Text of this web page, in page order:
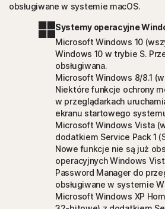
obsługiwane w systemie macOS.
Systemy operacyjne
Microsoft Windows 10
Windows 10 w trybie S.
obsługiwana.
Microsoft Windows 8/8.1
Niektóre funkcje ochrony
w przeglądarkach
ekranu startowego
Microsoft Windows Vista
dodatkiem Service Pack 1
Nowe funkcje nie są już
operacyjnych Windows
Password Manager do
obsługiwane w systemie
Microsoft Windows XP